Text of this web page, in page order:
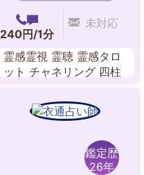
240円/1分
未対応
霊感霊視 霊聴 霊感タロ
ット チャネリング 四柱
グ 手相
鑑定歴
26年